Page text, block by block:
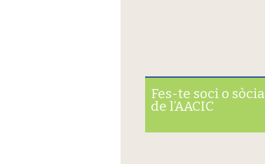
Fes-te soci o sòcia
de l’AACIC